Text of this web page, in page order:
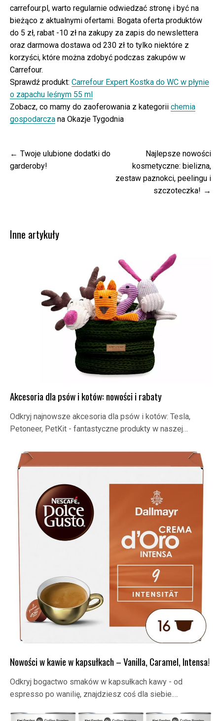
carrefour.pl, warto regularnie odwiedzać stronę i być na
bieżąco z aktualnymi ofertami. Bogata oferta produktów
do 5 zł, rabat -10 zł na zakupy za zapis do newslettera
oraz darmowa dostawa od 230 zł to tylko niektóre z
korzyści, które można zdobyć podczas zakupów w
Carrefour.
Sprawdź produkt: Carrefour Expert Kostka do WC w płynie
o zapachu leśnym 55 ml
Zobacz, co mamy do zaoferowania z kategorii chemia
gospodarcza na Okazje Tygodnia
Nawigacja
wpisu
Twoje ulubione dodatki do
garderoby!
Najlepsze nowości
kosmetyczne: bielizna,
zestaw paznokci, peelingu i
szczoteczka!
Inne artykuły
Akcesoria dla psów i kotów: nowości i rabaty
Odkryj najnowsze akcesoria dla psów i kotów: Tesla,
Petoneer, PetKit - fantastyczne produkty w naszej…
Nowości w kawie w kapsułkach – Vanilla, Caramel, Intensa!
Odkryj bogactwo smaków w kapsułkach kawy - od
espresso po wanilię, znajdziesz coś dla siebie.…